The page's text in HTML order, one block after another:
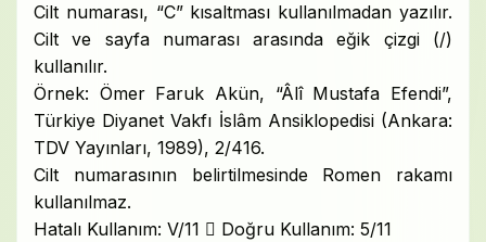
Cilt numarası, “C” kısaltması kullanılmadan yazılır.
Cilt ve sayfa numarası arasında eğik çizgi (/)
kullanılır.
Örnek: Ömer Faruk Akün, “Âlî Mustafa Efendi”,
Türkiye Diyanet Vakfı İslâm Ansiklopedisi (Ankara:
TDV Yayınları, 1989), 2/416.
Cilt numarasının belirtilmesinde Romen rakamı
kullanılmaz.
Hatalı Kullanım: V/11  Doğru Kullanım: 5/11